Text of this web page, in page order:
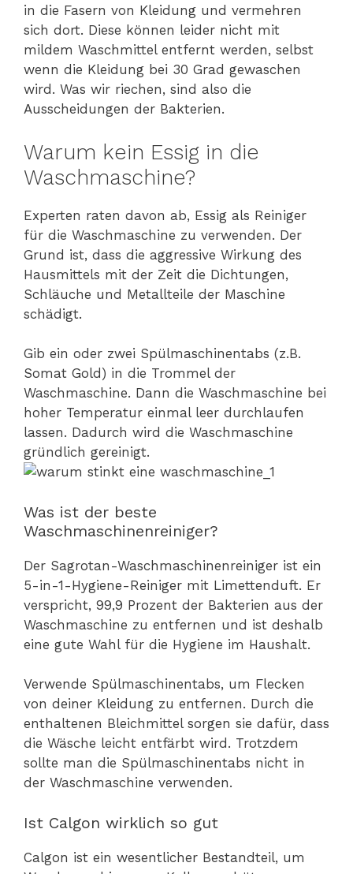
in die Fasern von Kleidung und vermehren
sich dort. Diese können leider nicht mit
mildem Waschmittel entfernt werden, selbst
wenn die Kleidung bei 30 Grad gewaschen
wird. Was wir riechen, sind also die
Ausscheidungen der Bakterien.
Warum kein Essig in die
Waschmaschine?
Experten raten davon ab, Essig als Reiniger
für die Waschmaschine zu verwenden. Der
Grund ist, dass die aggressive Wirkung des
Hausmittels mit der Zeit die Dichtungen,
Schläuche und Metallteile der Maschine
schädigt.
Gib ein oder zwei Spülmaschinentabs (z.B.
Somat Gold) in die Trommel der
Waschmaschine. Dann die Waschmaschine bei
hoher Temperatur einmal leer durchlaufen
lassen. Dadurch wird die Waschmaschine
gründlich gereinigt.
Was ist der beste
Waschmaschinenreiniger?
Der Sagrotan-Waschmaschinenreiniger ist ein
5-in-1-Hygiene-Reiniger mit Limettenduft. Er
verspricht, 99,9 Prozent der Bakterien aus der
Waschmaschine zu entfernen und ist deshalb
eine gute Wahl für die Hygiene im Haushalt.
Verwende Spülmaschinentabs, um Flecken
von deiner Kleidung zu entfernen. Durch die
enthaltenen Bleichmittel sorgen sie dafür, dass
die Wäsche leicht entfärbt wird. Trotzdem
sollte man die Spülmaschinentabs nicht in
der Waschmaschine verwenden.
Ist Calgon wirklich so gut
Calgon ist ein wesentlicher Bestandteil, um